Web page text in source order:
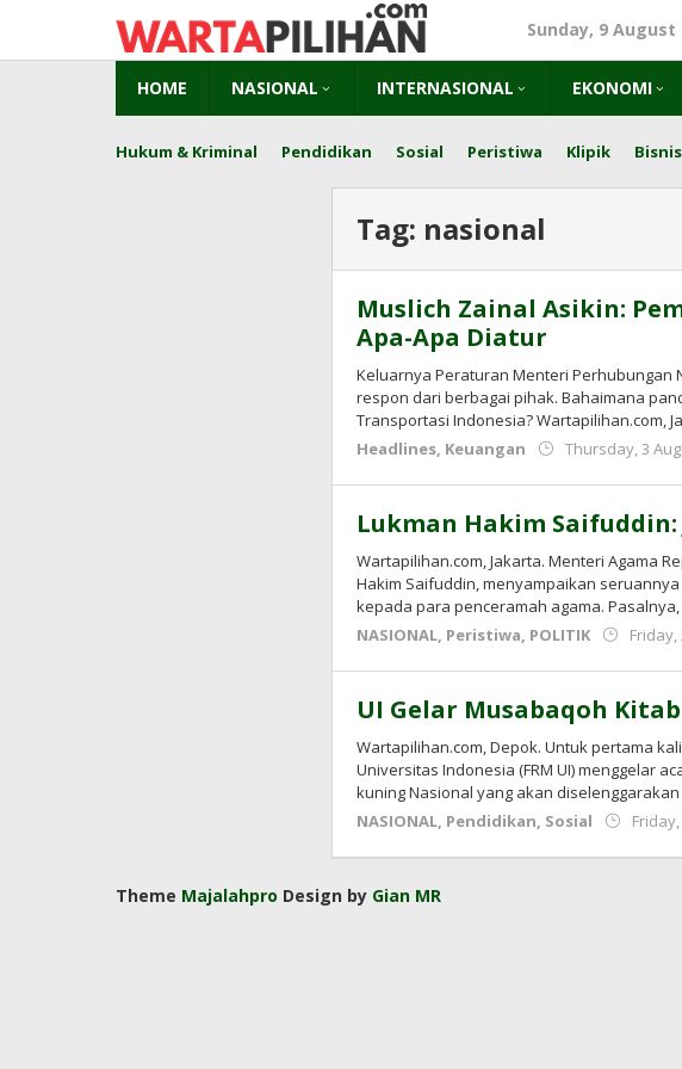
content
Sunday, 9 August
HOME NASIONAL INTERNASIONAL EKONOMI
Hukum & Kriminal Pendidikan Sosial Peristiwa Klipik Bisnis
Tag: nasional
Muslich Zainal Asikin:
Apa-Apa Diatur
Keluarnya Peraturan Menteri Perhubungan
respon dari berbagai pihak. Bahaimana
Transportasi Indonesia? Wartapilihan.com,
Headlines, Keuangan Thursday, 3
Lukman Hakim Saifuddin:
Wartapilihan.com, Jakarta. Menteri Agama
Hakim Saifuddin, menyampaikan
kepada para penceramah agama.
NASIONAL, Peristiwa, POLITIK Friday,
UI Gelar Musabaqoh
Wartapilihan.com, Depok. Untuk pertama
Universitas Indonesia (FRM UI) menggelar
kuning Nasional yang akan diselenggarakan
NASIONAL, Pendidikan, Sosial
Theme Majalahpro Design by Gian MR